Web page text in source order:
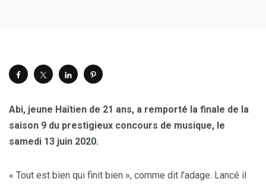
Abi, jeune Haïtien de 21 ans, a remporté la finale de la
saison 9 du prestigieux concours de musique, le
samedi 13 juin 2020.
« Tout est bien qui finit bien », comme dit l’adage. Lancé il